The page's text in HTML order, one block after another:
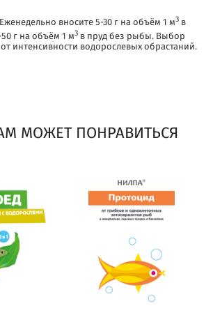
Еженедельно вносите 5-30 г на объём 1 м3 в
г на объём 1 м3 в пруд без рыбы. Выбор
интенсивности водорослевых обрастаний.
МОЖЕТ ПОНРАВИТЬСЯ